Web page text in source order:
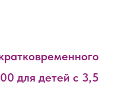
для детей с 3,5